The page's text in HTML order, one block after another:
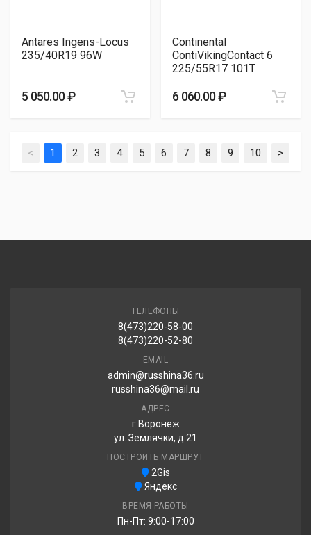
Antares Ingens-Locus
235/40R19 96W
5 050.00 ₽
Continental
ContiVikingContact 6
225/55R17 101T
6 060.00 ₽
< 1 2 3 4 5 6 7 8 9 10 >
ТЕЛЕФОНЫ
8(473)220-58-00
8(473)220-52-80
EMAIL
admin@russhina36.ru
russhina36@mail.ru
АДРЕС
г.Воронеж
ул. Землячки, д.21
ПОСТРОИТЬ МАРШРУТ
2Gis
Яндекс
ВРЕМЯ РАБОТЫ
Пн-Пт: 9:00-17:00